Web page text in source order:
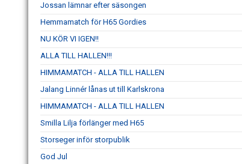
Jossan lämnar efter säsongen
Hemmamatch för H65 Gordies
NU KÖR VI IGEN!!
ALLA TILL HALLEN!!!
HIMMAMATCH - ALLA TILL HALLEN
Jalang Linnér lånas ut till Karlskrona
HIMMAMATCH - ALLA TILL HALLEN
Smilla Lilja förlänger med H65
Storseger inför storpublik
God Jul